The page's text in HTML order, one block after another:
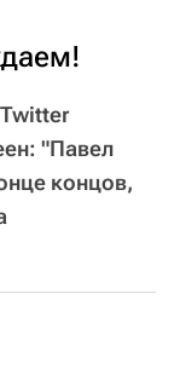
"Павел
концов,